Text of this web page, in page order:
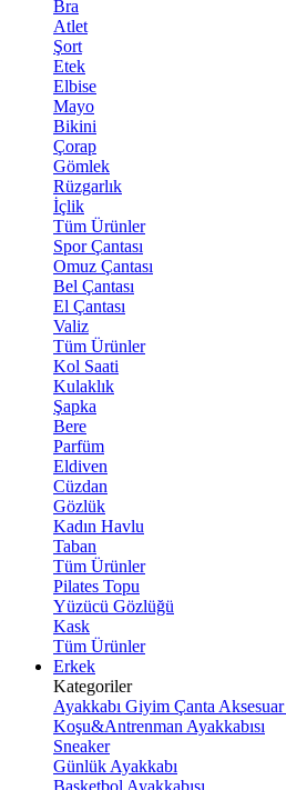
Bra
Atlet
Şort
Etek
Elbise
Mayo
Bikini
Çorap
Gömlek
Rüzgarlık
İçlik
Tüm Ürünler
Spor Çantası
Omuz Çantası
Bel Çantası
El Çantası
Valiz
Tüm Ürünler
Kol Saati
Kulaklık
Şapka
Bere
Parfüm
Eldiven
Cüzdan
Gözlük
Kadın Havlu
Taban
Tüm Ürünler
Pilates Topu
Yüzücü Gözlüğü
Kask
Tüm Ürünler
Erkek
Kategoriler
Ayakkabı Giyim Çanta Aksesuar
Koşu&Antrenman Ayakkabısı
Sneaker
Günlük Ayakkabı
Basketbol Ayakkabısı